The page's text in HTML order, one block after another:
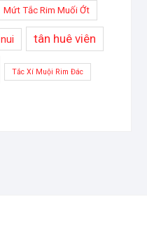
Mứt Tắc Rim Muối Ớt
nui tân huê viên
Tắc Xí Muội Rim Đác